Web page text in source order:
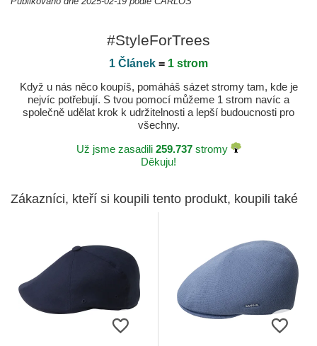
#StyleForTrees
1 Článek = 1 strom
Když u nás něco koupíš, pomáháš sázet stromy tam, kde je
nejvíc potřebují. S tvou pomocí můžeme 1 strom navíc a
společně udělat krok k udržitelnosti a lepší budoucnosti pro
všechny.
Už jsme zasadili 259.737stromy
Děkuju!
Zákazníci, kteří si koupili tento produkt, koupili také